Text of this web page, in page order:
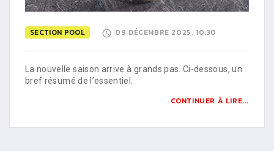
SECTION POOL 09 DÉCEMBRE 2025, 10:30
La nouvelle saison arrive à grands pas. Ci-dessous, un
bref résumé de l’essentiel.
CONTINUER À LIRE...